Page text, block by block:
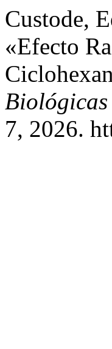
Custode,
«Efecto
Biológicas
7, 2026.